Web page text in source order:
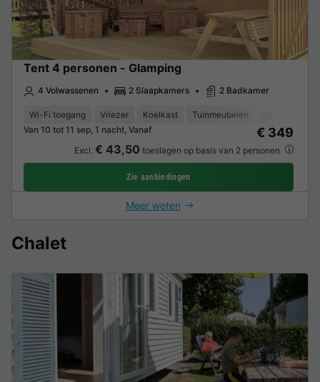
Tent 4 personen - Glamping
4 Volwassenen 2 Slaapkamers 2 Badkamer
Wi-Fi toegang Vriezer Koelkast Tuinmeubelen
Van 10 tot 11 sep, 1 nacht, Vanaf
€ 349
Excl. € 43,50 toeslagen op basis van 2 personen
Zie aanbiedingen
Meer weten
Chalet